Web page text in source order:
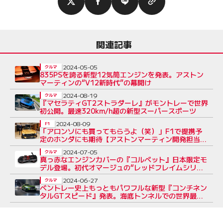
関連記事
835PSを誇る新型12気筒エンジンを発表。アストン
マーティンの“V12新時代”の幕開け
クルマ 2024-05-05
『マセラティGT2ストラダーレ』がモントレーで世界
初公開。最速320km/h超の新型スーパースポーツ
クルマ 2024-08-19
「アロンソにも買ってもらうよ（笑）」F1で提携予
定のホンダにも期待【アストンマーティン開発担当に
聞く】
F1 2024-08-09
真っ赤なエンジンカバーの『コルベット』日本限定モ
デル登場。初代オマージュの“レッドフレイムシリー
ズ”
クルマ 2024-07-05
ベントレー史上もっともパワフルな新型『コンチネン
タルGTスピード』発表。海底トンネルでの世界最速
記録
クルマ 2024-06-27